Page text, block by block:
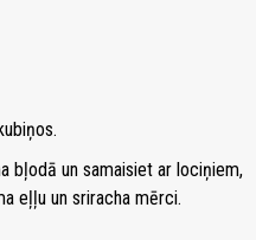
bļodā un samaisiet ar lociņiem,
eļļu un sriracha mērci.